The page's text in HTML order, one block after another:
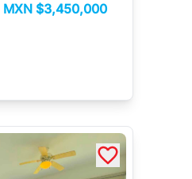
MXN $3,450,000